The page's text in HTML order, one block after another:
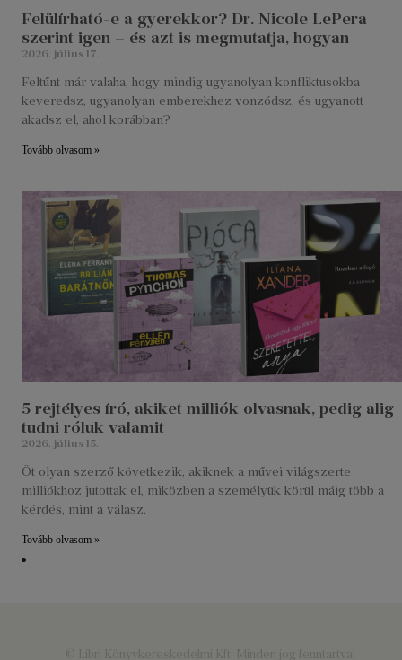
Felülírható-e a gyerekkor? Dr. Nicole LePera
szerint igen – és azt is megmutatja, hogyan
2026. július 17.
Feltűnt már valaha, hogy mindig ugyanolyan konfliktusokba
keveredsz, ugyanolyan emberekhez vonzódsz, és ugyanott
akadsz el, ahol korábban?
Tovább olvasom »
5 rejtélyes író, akiket milliók olvasnak, pedig alig
tudni róluk valamit
2026. július 15.
Öt olyan szerző következik, akiknek a művei világszerte
milliókhoz jutottak el, miközben a személyük körül máig több a
kérdés, mint a válasz.
Tovább olvasom »